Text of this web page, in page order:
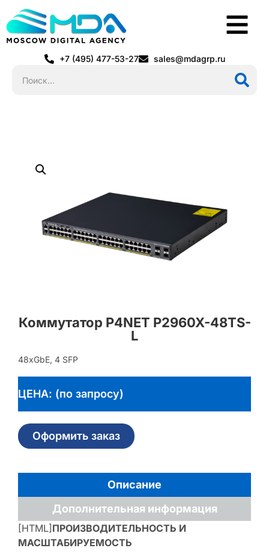
+7 (495) 477-53-27 sales@mdagrp.ru
Коммутатор P4NET P2960X-48TS-
L
48xGbE, 4 SFP
ЦЕНА: (по запросу)
Оформить заказ
Описание
Дополнительная информация
[HTML]ПРОИЗВОДИТЕЛЬНОСТЬ И
МАСШТАБИРУЕМОСТЬ